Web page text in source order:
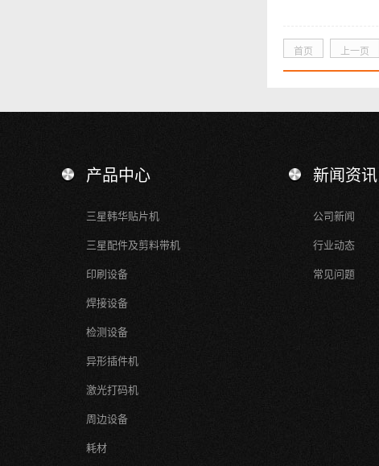
首页 上一页
产品中心
三星韩华贴片机
三星配件及剪料带机
印刷设备
焊接设备
检测设备
异形插件机
激光打码机
周边设备
耗材
新闻资讯
公司新闻
行业动态
常见问题